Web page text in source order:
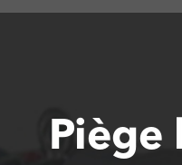
Piège